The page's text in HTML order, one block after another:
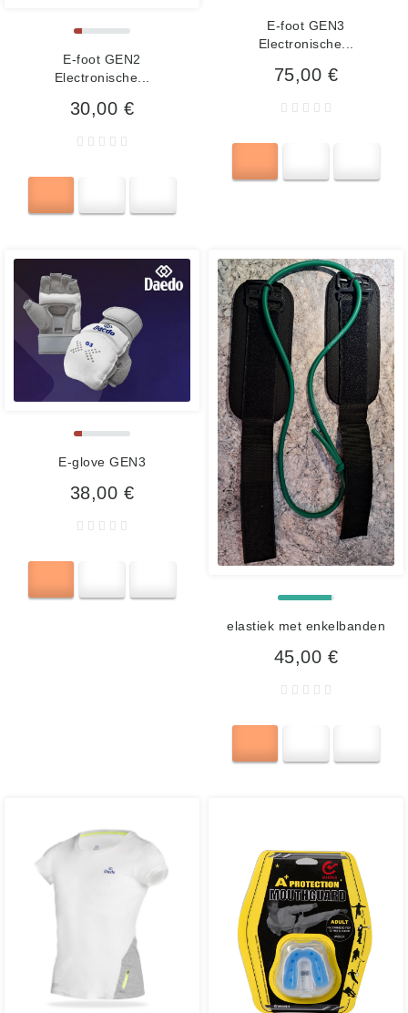
E-foot GEN2
Electronische...
30,00 €
E-foot GEN3
Electronische...
75,00 €
E-glove GEN3
38,00 €
elastiek met enkelbanden
45,00 €